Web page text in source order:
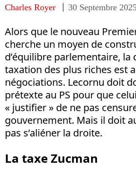
Charles Royer 30 Septembre
Alors que le nouveau
cherche un moyen de
d’équilibre parlementaire, la
taxation des plus riches est
négociations. Lecornu doit
prétexte au PS pour que
« justifier » de ne pas
gouvernement. Mais il doit
pas s’aliéner la droite.
La taxe Zucman